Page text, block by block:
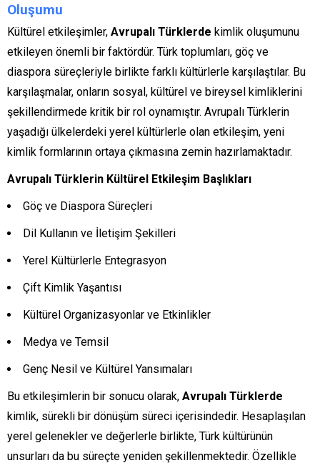
Oluşumu
Kültürel etkileşimler, Avrupalı Türklerde kimlik oluşumunu
etkileyen önemli bir faktördür. Türk toplumları, göç ve
diaspora süreçleriyle birlikte farklı kültürlerle karşılaştılar. Bu
karşılaşmalar, onların sosyal, kültürel ve bireysel kimliklerini
şekillendirmede kritik bir rol oynamıştır. Avrupalı Türklerin
yaşadığı ülkelerdeki yerel kültürlerle olan etkileşim, yeni
kimlik formlarının ortaya çıkmasına zemin hazırlamaktadır.
Avrupalı Türklerin Kültürel Etkileşim Başlıkları
Göç ve Diaspora Süreçleri
Dil Kullanın ve İletişim Şekilleri
Yerel Kültürlerle Entegrasyon
Çift Kimlik Yaşantısı
Kültürel Organizasyonlar ve Etkinlikler
Medya ve Temsil
Genç Nesil ve Kültürel Yansımaları
Bu etkileşimlerin bir sonucu olarak, Avrupalı Türklerde
kimlik, sürekli bir dönüşüm süreci içerisindedir. Hesaplaşılan
yerel gelenekler ve değerlerle birlikte, Türk kültürünün
unsurları da bu süreçte yeniden şekillenmektedir. Özellikle